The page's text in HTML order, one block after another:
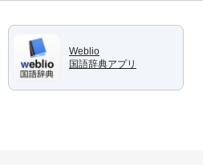
Weblio
国語辞典アプリ